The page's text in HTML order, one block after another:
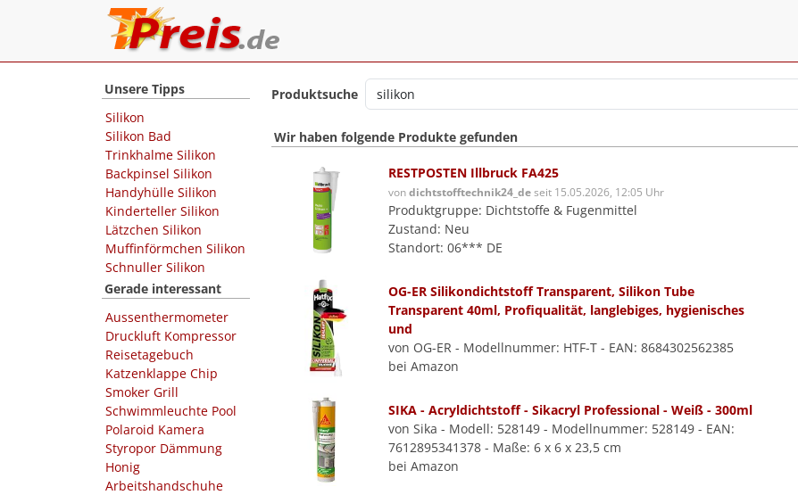
Unsere Tipps
Silikon
Silikon Bad
Trinkhalme Silikon
Backpinsel Silikon
Handyhülle Silikon
Kinderteller Silikon
Lätzchen Silikon
Muffinförmchen Silikon
Schnuller Silikon
Gerade interessant
Aussenthermometer
Druckluft Kompressor
Reisetagebuch
Katzenklappe Chip
Smoker Grill
Schwimmleuchte Pool
Polaroid Kamera
Styropor Dämmung
Honig
Arbeitshandschuhe
Produktsuche
Wir haben folgende Produkte gefunden
RESTPOSTEN Illbruck FA425
vondichtstofftechnik24_deseit 15.05.2026, 12:05 Uhr
Produktgruppe: Dichtstoffe & Fugenmittel
Zustand: Neu
Standort: 06*** DE
OG-ER Silikondichtstoff Transparent, Silikon Tube
Transparent 40ml, Profiqualität, langlebiges, hygienisches
und
von OG-ER - Modellnummer: ‎HTF-T - EAN: 8684302562385
bei Amazon
SIKA - Acryldichtstoff - Sikacryl Professional - Weiß - 300ml
von Sika - Modell: 528149 - Modellnummer: 528149 - EAN:
7612895341378 - Maße: 6 x 6 x 23,5 cm
bei Amazon